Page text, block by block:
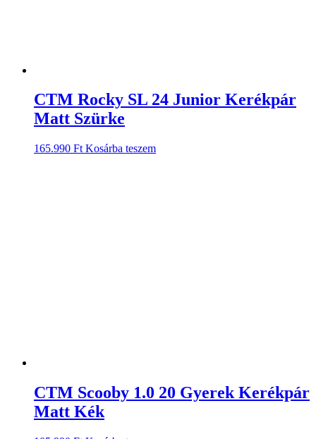
CTM Rocky SL 24 Junior Kerékpár
Matt Szürke
165.990 Ft Kosárba teszem
CTM Scooby 1.0 20 Gyerek Kerékpár
Matt Kék